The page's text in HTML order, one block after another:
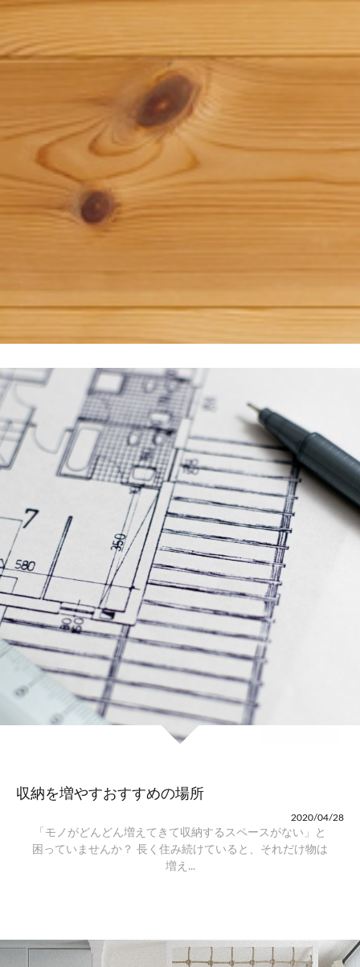
収納を増やすおすすめの場所
2020/04/28
「モノがどんどん増えてきて収納するスペースがない」と
困っていませんか？ 長く住み続けていると、それだけ物は
増え...